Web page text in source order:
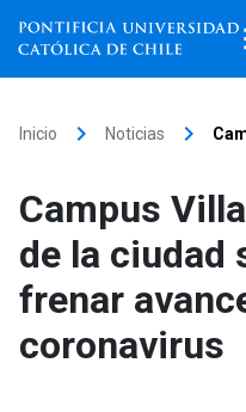
Facultades, escuelas e
institutos
Investigación
Inicio keyboard_arrow_right Noticias keyboard_arrow_right
Campus
de la ciudad
frenar
coronavirus